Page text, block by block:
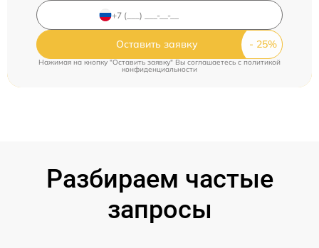
Оставить заявку
Нажимая на кнопку "Оставить заявку" Вы соглашаетесь c политикой
конфиденциальности
Разбираем частые
запросы